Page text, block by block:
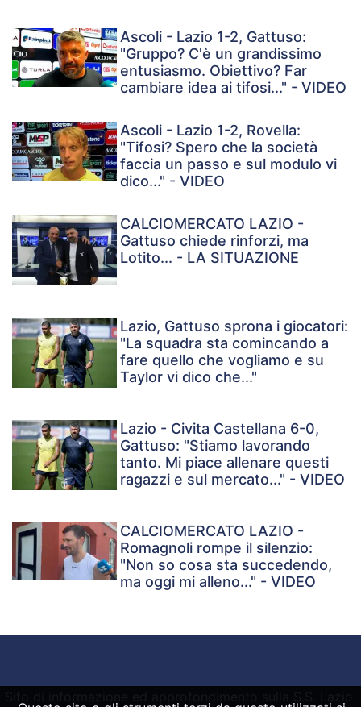
Ascoli - Lazio 1-2, Gattuso:
"Gruppo? C'è un grandissimo
entusiasmo. Obiettivo? Far
cambiare idea ai tifosi..." - VIDEO
Ascoli - Lazio 1-2, Rovella:
"Tifosi? Spero che la società
faccia un passo e sul modulo vi
dico..." - VIDEO
CALCIOMERCATO LAZIO -
Gattuso chiede rinforzi, ma
Lotito... - LA SITUAZIONE
Lazio, Gattuso sprona i giocatori:
"La squadra sta comincando a
fare quello che vogliamo e su
Taylor vi dico che..."
Lazio - Civita Castellana 6-0,
Gattuso: "Stiamo lavorando
tanto. Mi piace allenare questi
ragazzi e sul mercato..." - VIDEO
CALCIOMERCATO LAZIO -
Romagnoli rompe il silenzio:
"Non so cosa sta succedendo,
ma oggi mi alleno..." - VIDEO